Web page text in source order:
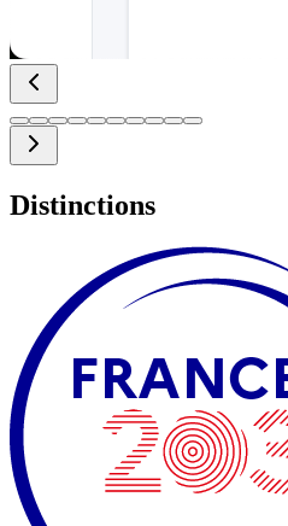
Distinctions